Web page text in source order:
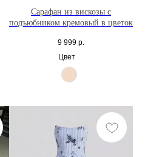
Сарафан из вискозы с
подъюбником кремовый в цветок
9 999 р.
Цвет